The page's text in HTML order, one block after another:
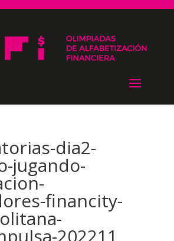
dia2-
jugando-
financity-
202211